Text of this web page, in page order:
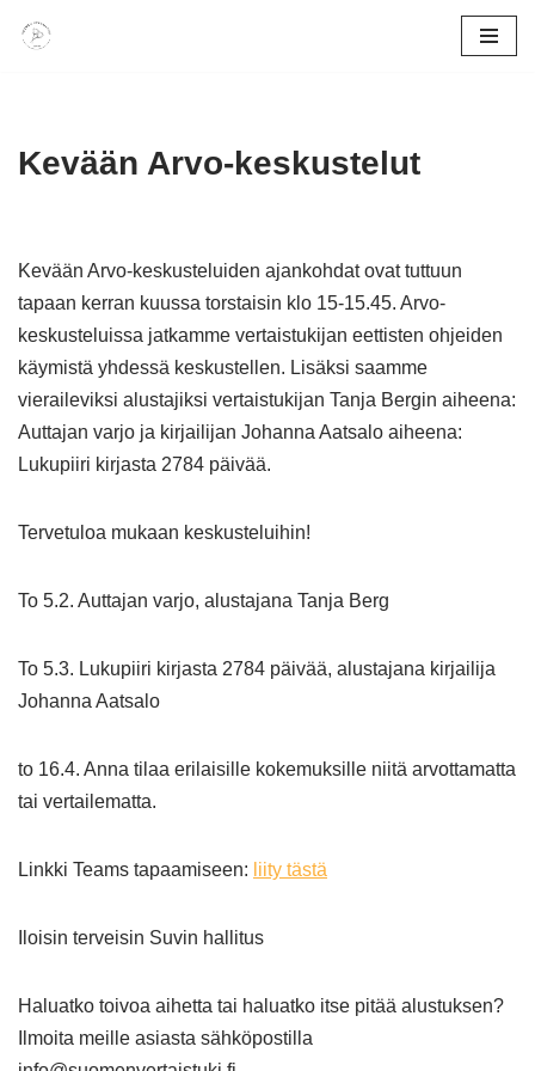
Kevään Arvo-keskustelut
Kevään Arvo-keskusteluiden ajankohdat ovat tuttuun
tapaan kerran kuussa torstaisin klo 15-15.45. Arvo-
keskusteluissa jatkamme vertaistukijan eettisten ohjeiden
käymistä yhdessä keskustellen. Lisäksi saamme
vieraileviksi alustajiksi vertaistukijan Tanja Bergin aiheena:
Auttajan varjo ja kirjailijan Johanna Aatsalo aiheena:
Lukupiiri kirjasta 2784 päivää.
Tervetuloa mukaan keskusteluihin!
To 5.2. Auttajan varjo, alustajana Tanja Berg
To 5.3. Lukupiiri kirjasta 2784 päivää, alustajana kirjailija
Johanna Aatsalo
to 16.4. Anna tilaa erilaisille kokemuksille niitä arvottamatta
tai vertailematta.
Linkki Teams tapaamiseen: liity tästä
Iloisin terveisin Suvin hallitus
Haluatko toivoa aihetta tai haluatko itse pitää alustuksen?
Ilmoita meille asiasta sähköpostilla